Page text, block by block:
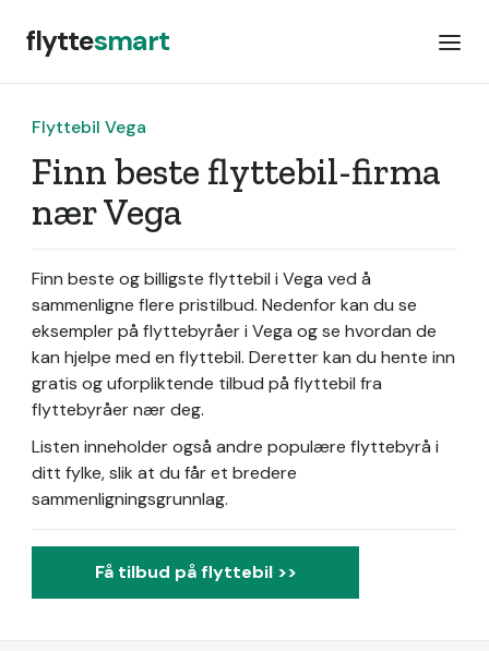
flyttesmart
Flyttebil Vega
Finn beste flyttebil-firma
nær Vega
Finn beste og billigste flyttebil i Vega ved å
sammenligne flere pristilbud. Nedenfor kan du se
eksempler på flyttebyråer i Vega og se hvordan de
kan hjelpe med en flyttebil. Deretter kan du hente inn
gratis og uforpliktende tilbud på flyttebil fra
flyttebyråer nær deg.
Listen inneholder også andre populære flyttebyrå i
ditt fylke, slik at du får et bredere
sammenligningsgrunnlag.
Få tilbud på flyttebil >>